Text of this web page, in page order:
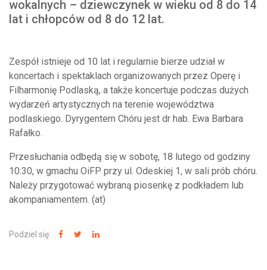
wokalnych – dziewczynek w wieku od 8 do 14
lat i chłopców od 8 do 12 lat.
Zespół istnieje od 10 lat i regularnie bierze udział w
koncertach i spektaklach organizowanych przez Operę i
Filharmonię Podlaską, a także koncertuje podczas dużych
wydarzeń artystycznych na terenie województwa
podlaskiego. Dyrygentem Chóru jest dr hab. Ewa Barbara
Rafałko.
Przesłuchania odbędą się w sobotę, 18 lutego od godziny
10:30, w gmachu OiFP przy ul. Odeskiej 1, w sali prób chóru.
Należy przygotować wybraną piosenkę z podkładem lub
akompaniamentem. (at)
Podziel się: